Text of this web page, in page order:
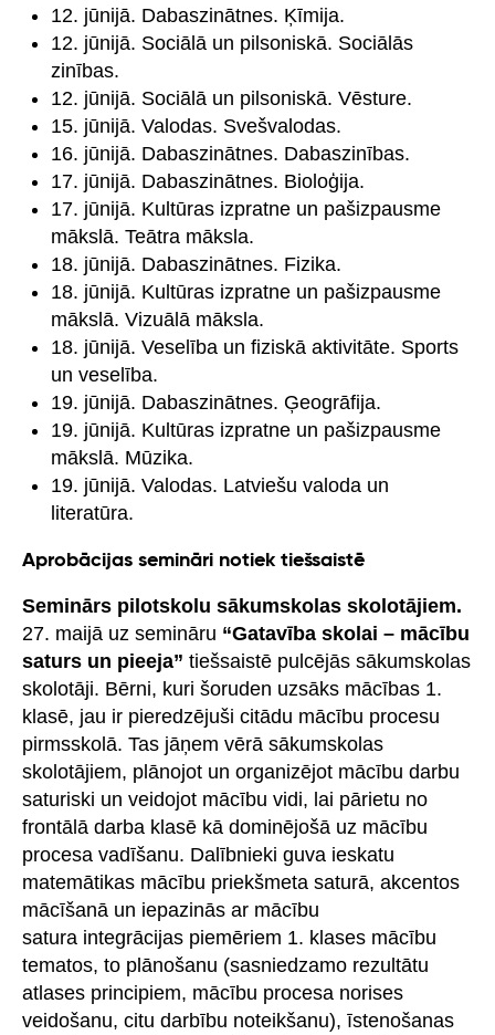
12. jūnijā. Dabaszinātnes. Ķīmija.
12. jūnijā. Sociālā un pilsoniskā. Sociālās
zinības.
12. jūnijā. Sociālā un pilsoniskā. Vēsture.
15. jūnijā. Valodas. Svešvalodas.
16. jūnijā. Dabaszinātnes. Dabaszinības.
17. jūnijā. Dabaszinātnes. Bioloģija.
17. jūnijā. Kultūras izpratne un pašizpausme
mākslā. Teātra māksla.
18. jūnijā. Dabaszinātnes. Fizika.
18. jūnijā. Kultūras izpratne un pašizpausme
mākslā. Vizuālā māksla.
18. jūnijā. Veselība un fiziskā aktivitāte. Sports
un veselība.
19. jūnijā. Dabaszinātnes. Ģeogrāfija.
19. jūnijā. Kultūras izpratne un pašizpausme
mākslā. Mūzika.
19. jūnijā. Valodas. Latviešu valoda un
literatūra.
Aprobācijas semināri notiek tiešsaistē
Seminārs pilotskolu sākumskolas skolotājiem.
27. maijā uz semināru “Gatavība skolai – mācību
saturs un pieeja” tiešsaistē pulcējās sākumskolas
skolotāji. Bērni, kuri šoruden uzsāks mācības 1.
klasē, jau ir pieredzējuši citādu mācību procesu
pirmsskolā. Tas jāņem vērā sākumskolas
skolotājiem, plānojot un organizējot mācību darbu
saturiski un veidojot mācību vidi, lai pārietu no
frontālā darba klasē kā dominējošā uz mācību
procesa vadīšanu. Dalībnieki guva ieskatu
matemātikas mācību priekšmeta saturā, akcentos
mācīšanā un iepazinās ar mācību
satura integrācijas piemēriem 1. klases mācību
tematos, to plānošanu (sasniedzamo rezultātu
atlases principiem, mācību procesa norises
veidošanu, citu darbību noteikšanu), īstenošanas